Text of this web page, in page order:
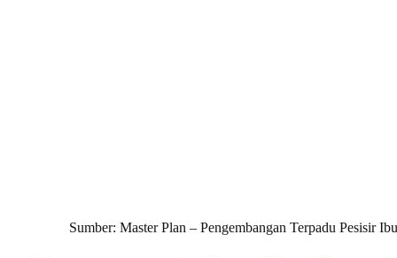
Sumber: Master Plan – Pengembangan Terpadu Pesisir